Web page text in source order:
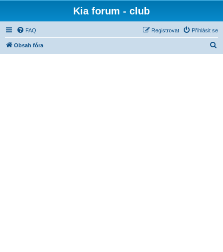
Kia forum - club
FAQ Přihlásit se
Registrovat
Obsah fóra